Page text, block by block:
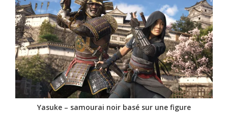
Yasuke – samourai noir basé sur une figure